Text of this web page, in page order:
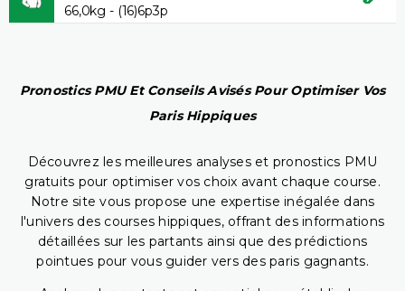
66,0kg - (16)6p3p
Pronostics PMU Et Conseils Avisés Pour Optimiser Vos
Paris Hippiques
Découvrez les meilleures analyses et pronostics PMU
gratuits pour optimiser vos choix avant chaque course.
Notre site vous propose une expertise inégalée dans
l'univers des courses hippiques, offrant des informations
détaillées sur les partants ainsi que des prédictions
pointues pour vous guider vers des paris gagnants.